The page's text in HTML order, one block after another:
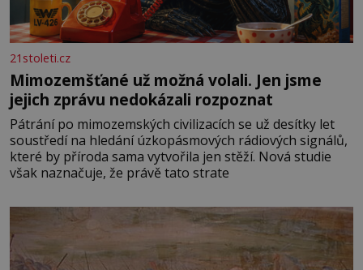
21stoleti.cz
Mimozemšťané už možná volali. Jen jsme
jejich zprávu nedokázali rozpoznat
Pátrání po mimozemských civilizacích se už desítky let
soustředí na hledání úzkopásmových rádiových signálů,
které by příroda sama vytvořila jen stěží. Nová studie
však naznačuje, že právě tato strate